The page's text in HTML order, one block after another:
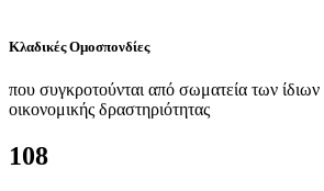
Κλαδικές Ομοσπονδίες
που συγκροτούνται από σωματεία των
οικονομικής δραστηριότητας
108